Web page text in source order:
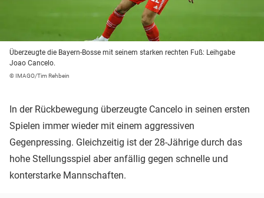
Überzeugte die Bayern-Bosse mit seinem starken rechten Fuß: Leihgabe
Joao Cancelo.
© IMAGO/Tim Rehbein
In der Rückbewegung überzeugte Cancelo in seinen ersten
Spielen immer wieder mit einem aggressiven
Gegenpressing. Gleichzeitig ist der 28-Jährige durch das
hohe Stellungsspiel aber anfällig gegen schnelle und
konterstarke Mannschaften.